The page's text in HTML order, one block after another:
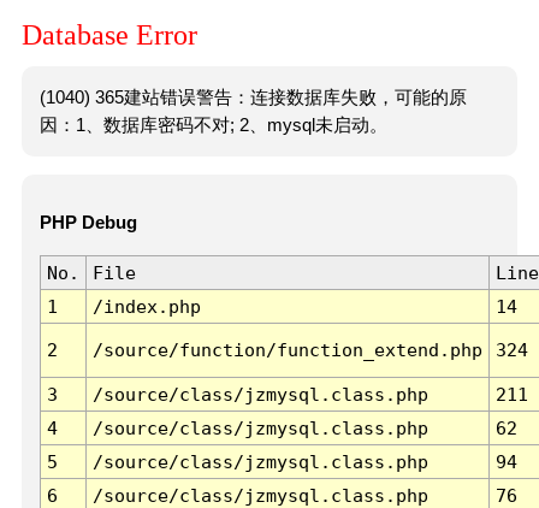
Database Error
(1040) 365建站错误警告：连接数据库失败，可能的原
因：1、数据库密码不对; 2、mysql未启动。
PHP Debug
No. File
Line
1
/index.php 14
2 /source/function/function_extend.php 324
3 /source/class/jzmysql.class.php
211
4
/source/class/jzmysql.class.php
62
5
/source/class/jzmysql.class.php
94
6
/source/class/jzmysql.class.php 76